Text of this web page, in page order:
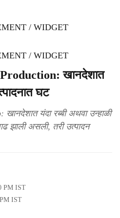
/ WIDGET
/ WIDGET
खानदेशात
घट
यंदा रब्बी अथवा उन्हाळी
झाली असली, तरी उत्पादन
PM IST
IST